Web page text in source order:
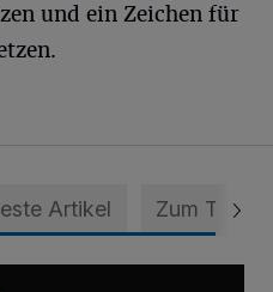
und ein Zeichen für
Artikel Zum Thema